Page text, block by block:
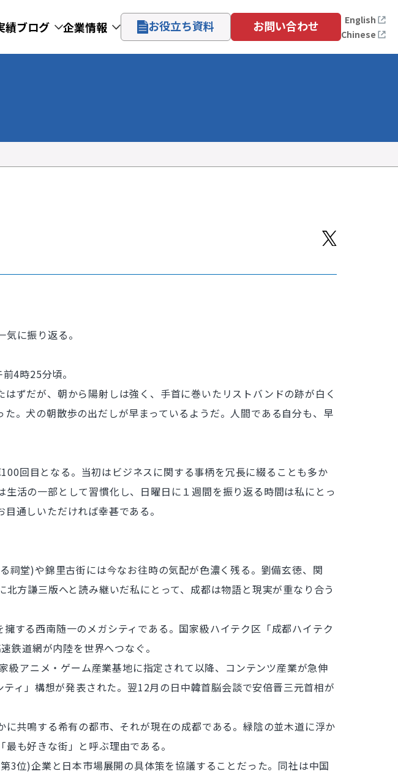
績ブログ 企業情報 お役立ち資料 お問い合わせ
English
Chinese
に振り返る。
4時25分頃。
ずだが、朝から陽射しは強く、手首に巻いたリストバンドの跡が白く
。犬の朝散歩の出だしが早まっているようだ。人間である自分も、早
回目となる。当初はビジネスに関する事柄を冗長に綴ることも多か
活の一部として習慣化し、日曜日に１週間を振り返る時間は私にとっ
通しいただければ幸甚である。
堂)や錦里古街には今なお往時の気配が色濃く残る。劉備玄徳、関
方謙三版へと読み継いだ私にとって、成都は物語と現実が重なり合う
する西南随一のメガシティである。国家級ハイテク区「成都ハイテク
鉄道網が内陸を世界へつなぐ。
アニメ・ゲーム産業基地に指定されて以降、コンテンツ産業が急伸
ィ」構想が発表された。翌12月の日中韓首脳会談で安倍晋三元首相が
共鳴する希有の都市、それが現在の成都である。緑陰の並木道に浮か
も好きな街」と呼ぶ理由である。
位)企業と日本市場展開の具体策を協議することだった。同社は中国